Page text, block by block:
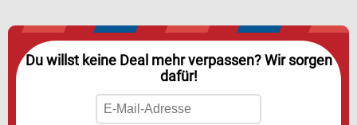
Du willst keine Deal mehr verpassen? Wir sorgen
dafür!